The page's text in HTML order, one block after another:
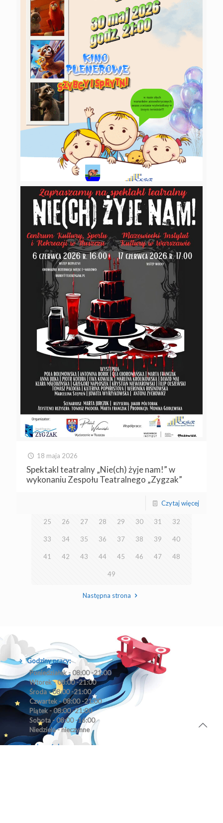
21 maja 2026
Zapraszamy na Kino Plenerowe!
Czytaj więcej
18 maja 2026
Spektakl teatralny „Nie(ch) żyje nam!” w
wykonaniu Zespołu Teatralnego „Zygzak”
Czytaj więcej
1 2 3 4 5 6 7 8
11 14 15
23 24
25 26 27 28 29 30 31 32
33 34 35 36 37 38 39 40
41 42 43 44 45 46 47 48
49
Następna strona
Godziny pracy:
Poniedziałek - 08:00 -21:00
Wtorek - 08:00 -21:00
Środa - 08:00 -21:00
Czwartek - 08:00 -21:00
Piątek - 08:00 -21:00
Sobota - 08:00 -16:00
Niedziela - nieczynne
Zadzwoń do nas: